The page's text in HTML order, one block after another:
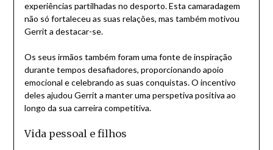
experiências partilhadas no desporto. Esta camaradagem
não só fortaleceu as suas relações, mas também motivou
Gerrit a destacar-se.
Os seus irmãos também foram uma fonte de inspiração
durante tempos desafiadores, proporcionando apoio
emocional e celebrando as suas conquistas. O incentivo
deles ajudou Gerrit a manter uma perspetiva positiva ao
longo da sua carreira competitiva.
Vida pessoal e filhos